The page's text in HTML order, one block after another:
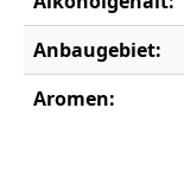
Anbaugebiet:
Aromen: